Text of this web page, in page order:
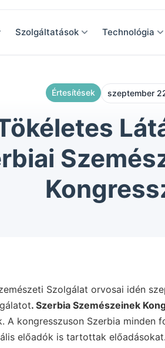
Szolgáltatások Technológia
Értesítések szeptember
Szolgálat orvosai idén
. Szerbia Szemészeinek
A kongresszuson Szerbia minden
előadók is tartottak